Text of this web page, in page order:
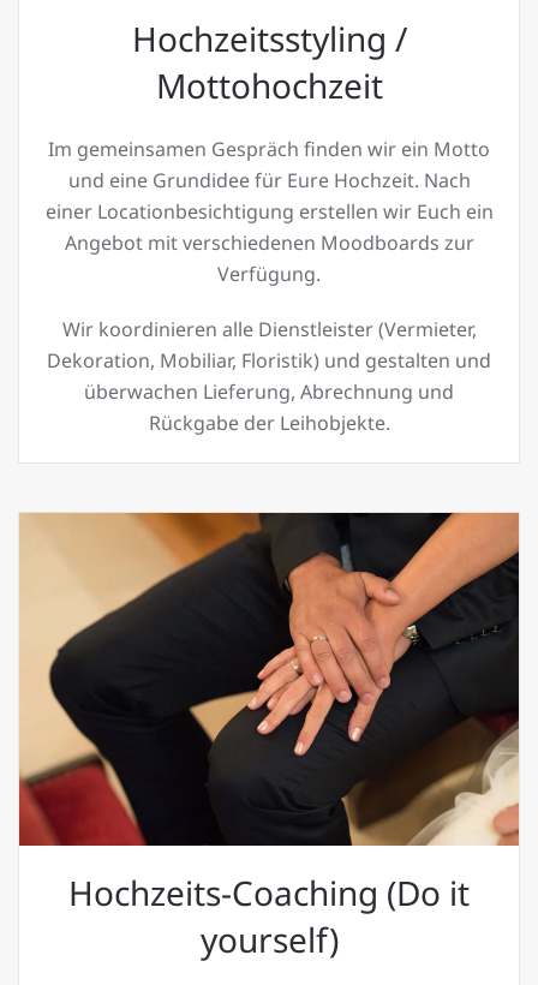
Hochzeitsstyling /
Mottohochzeit
Im gemeinsamen Gespräch finden wir ein Motto
und eine Grundidee für Eure Hochzeit. Nach
einer Locationbesichtigung erstellen wir Euch ein
Angebot mit verschiedenen Moodboards zur
Verfügung.
Wir koordinieren alle Dienstleister (Vermieter,
Dekoration, Mobiliar, Floristik) und gestalten und
überwachen Lieferung, Abrechnung und
Rückgabe der Leihobjekte.
Hochzeits-Coaching (Do it
yourself)